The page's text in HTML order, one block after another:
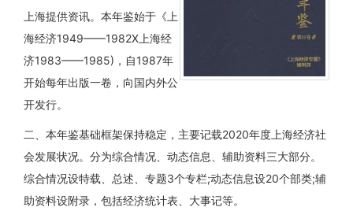
上海提供资讯。本年鉴始于《上
海经济1949——1982X上海经
济1983——1985)，自1987年
开始每年出版一卷，向国内外公
开发行。
二、本年鉴基础框架保持稳定，主要记载2020年度上海经济社
会发展状况。分为综合情况、动态信息、辅助资料三大部分。
综合情况设特载、总述、专题3个专栏;动态信息设20个部类;辅
助资料设附录，包括经济统计表、大事记等。